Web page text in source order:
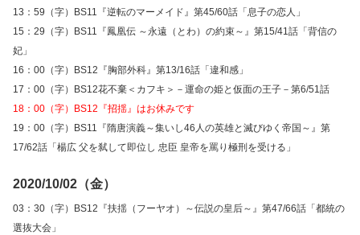
13：59（字）BS11『逆転のマーメイド』第45/60話「息子の恋人」
15：29（字）BS11『鳳凰伝 ～永遠（とわ）の約束～』第15/41話「背信の
妃」
16：00（字）BS12『胸部外科』第13/16話「違和感」
17：00（字）BS12花不棄＜カフキ＞－運命の姫と仮面の王子－第6/51話
18：00（字）BS12『招揺』はお休みです
19：00（字）BS11『隋唐演義～集いし46人の英雄と滅びゆく帝国～』第
17/62話「楊広 父を弑して即位し 忠臣 皇帝を罵り極刑を受ける」
2020/10/02（金）
03：30（字）BS12『扶揺（フーヤオ）～伝説の皇后～』第47/66話「都統の
選抜大会」